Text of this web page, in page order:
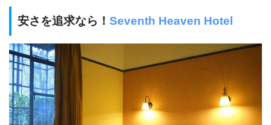
安さを追求なら！ Seventh Heaven Hotel